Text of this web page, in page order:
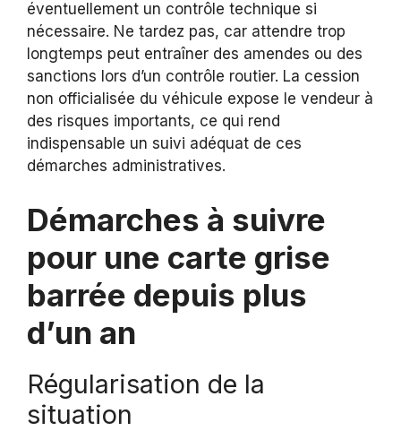
éventuellement un contrôle technique si
nécessaire. Ne tardez pas, car attendre trop
longtemps peut entraîner des amendes ou des
sanctions lors d’un contrôle routier. La cession
non officialisée du véhicule expose le vendeur à
des risques importants, ce qui rend
indispensable un suivi adéquat de ces
démarches administratives.
Démarches à suivre
pour une carte grise
barrée depuis plus
d’un an
Régularisation de la
situation